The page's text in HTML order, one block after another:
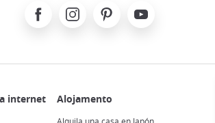
FacebookInstagramPinterest Youtube